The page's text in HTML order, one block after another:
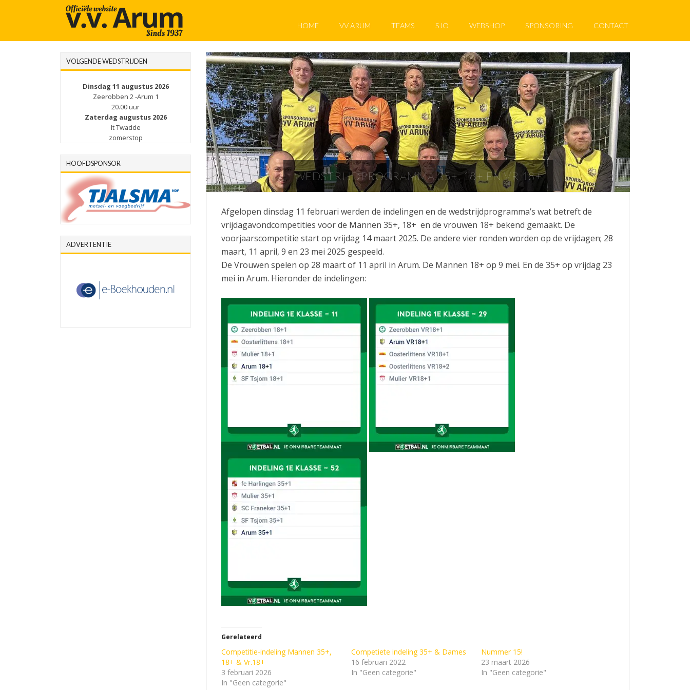
HOME VV ARUM TEAMS SJO WEBSHOP SPONSORING CONTACT
WEDSTRIJDPROGRAMMA 35+, 18+ EN VR 18+
Afgelopen dinsdag 11 februari werden de indelingen en de wedstrijdprogramma’s wat betreft de
vrijdagavondcompetities voor de Mannen 35+, 18+ en de vrouwen 18+ bekend gemaakt. De
voorjaarscompetitie start op vrijdag 14 maart 2025. De andere vier ronden worden op de vrijdagen; 28
maart, 11 april, 9 en 23 mei 2025 gespeeld.
De Vrouwen spelen op 28 maart of 11 april in Arum. De Mannen 18+ op 9 mei. En de 35+ op vrijdag 23
mei in Arum. Hieronder de indelingen:
Gerelateerd
Competitie-indeling Mannen 35+,
18+ & Vr.18+
3 februari 2026
In "Geen categorie"
Competiete indeling 35+ & Dames
16 februari 2022
In "Geen categorie"
Nummer 15!
23 maart 2026
In "Geen categorie"
VOLGENDE WEDSTRIJDEN
Dinsdag 11 augustus 2026
Zeerobben 2 -Arum 1
20.00 uur
Zaterdag augustus 2026
It Twadde
zomerstop
HOOFDSPONSOR
ADVERTENTIE